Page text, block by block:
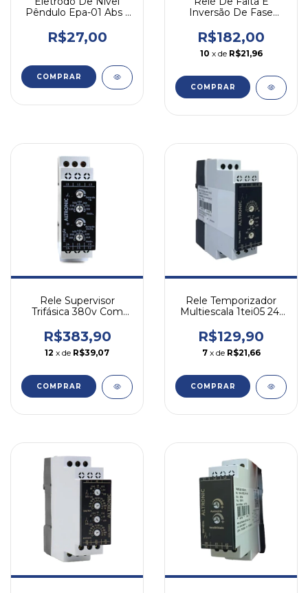
Pêndulo Epa-01 Abs -
R$27,00
Inversão De Fase
R$182,00
10 x de R$21,96
Rele Supervisor
Trifásica 380v Com
380v
R$383,90
12 x de R$39,07
Rele Temporizador
Multiescala 1tei05 24-
24-240vca/vcc
R$129,90
7 x de R$21,66
COMPRAR